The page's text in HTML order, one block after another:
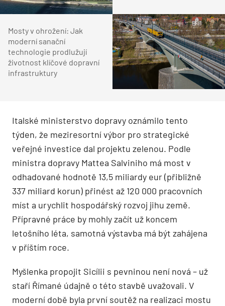
Mosty v ohrožení: Jak
moderní sanační
technologie prodlužují
životnost klíčové dopravní
infrastruktury
Italské ministerstvo dopravy oznámilo tento
týden, že meziresortní výbor pro strategické
veřejné investice dal projektu zelenou. Podle
ministra dopravy Mattea Salviniho má most v
odhadované hodnotě 13,5 miliardy eur (přibližně
337 miliard korun) přinést až 120 000 pracovních
míst a urychlit hospodářský rozvoj jihu země.
Přípravné práce by mohly začít už koncem
letošního léta, samotná výstavba má být zahájena
v příštím roce.
Myšlenka propojit Sicílii s pevninou není nová – už
staří Římané údajně o této stavbě uvažovali. V
moderní době byla první soutěž na realizaci mostu